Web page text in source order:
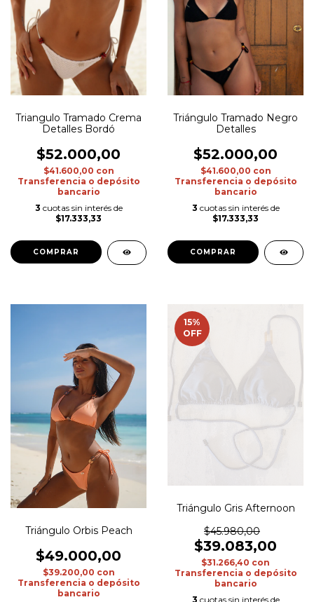
Triangulo Tramado Crema
Detalles Bordó
$52.000,00
$41.600,00 con
Transferencia o depósito
bancario
3 cuotas sin interés de
$17.333,33
COMPRAR
Triángulo Tramado Negro
Detalles
$52.000,00
$41.600,00 con
Transferencia o depósito
bancario
3 cuotas sin interés de
$17.333,33
COMPRAR
Triángulo Orbis Peach
$49.000,00
$39.200,00 con
Transferencia o depósito
bancario
15%
OFF
Triángulo Gris Afternoon
$45.980,00
$39.083,00
$31.266,40 con
Transferencia o depósito
bancario
3 cuotas sin interés de